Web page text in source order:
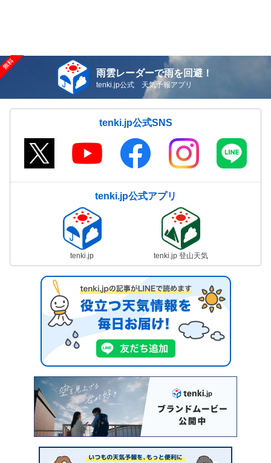
雨雲レーダーで雨を回避！
tenki.jp公式 天気予報アプリ
tenki.jp公式SNS
tenki.jp公式アプリ
tenki.jp tenki.jp 登山天気